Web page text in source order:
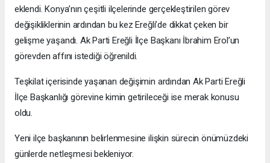
eklendi. Konya’nın çeşitli ilçelerinde gerçekleştirilen görev
değişikliklerinin ardından bu kez Ereğli’de dikkat çeken bir
gelişme yaşandı. Ak Parti Ereğli İlçe Başkanı İbrahim Erol’un
görevden affını istediği öğrenildi.
Teşkilat içerisinde yaşanan değişimin ardından Ak Parti Ereğli
İlçe Başkanlığı görevine kimin getirileceği ise merak konusu
oldu.
Yeni ilçe başkanının belirlenmesine ilişkin sürecin önümüzdeki
günlerde netleşmesi bekleniyor.